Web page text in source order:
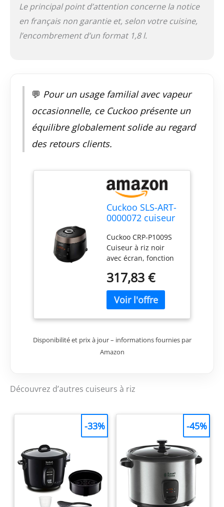
Le principal point d’attention concerne la notice
en français non garantie et, selon votre cuisine,
l’encombrement d’un format 1,8 l.
💬 Pour un usage familial avec vapeur
occasionnelle, ce Cuckoo présente un
équilibre globalement solide au regard
des retours clients.
Cuckoo SLS-ART-
0000072 cuiseur
W Marron, Rouge
Cuckoo CRP-P1009S
Cuiseur à riz noir
avec écran, fonction
vapeur, protection
contre la surchauffe
Contenu : 1 pièce
Dimensions de
qualité supérieure :
317,83 €
Disponibilité et prix à jour – informations fournies par
Amazon
Découvrez d’autres cuiseurs à riz
-33% -45%